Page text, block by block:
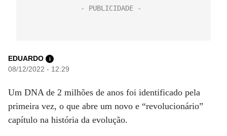
EDUARDO i
08/12/2022 - 12:29
Um DNA de 2 milhões de anos foi identificado pela
primeira vez, o que abre um novo e “revolucionário”
capítulo na história da evolução.